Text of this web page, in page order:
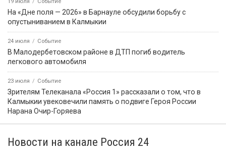
19 июля Событие
На «Дне поля — 2026» в Барнауле обсудили борьбу с
опустыниванием в Калмыкии
24 июля Событие
В Малодербетовском районе в ДТП погиб водитель
легкового автомобиля
23 июля Событие
Зрителям Телеканала «Россия 1» рассказали о том, что в
Калмыкии увековечили память о подвиге Героя России
Нарана Очир-Горяева
Новости на канале Россия 24